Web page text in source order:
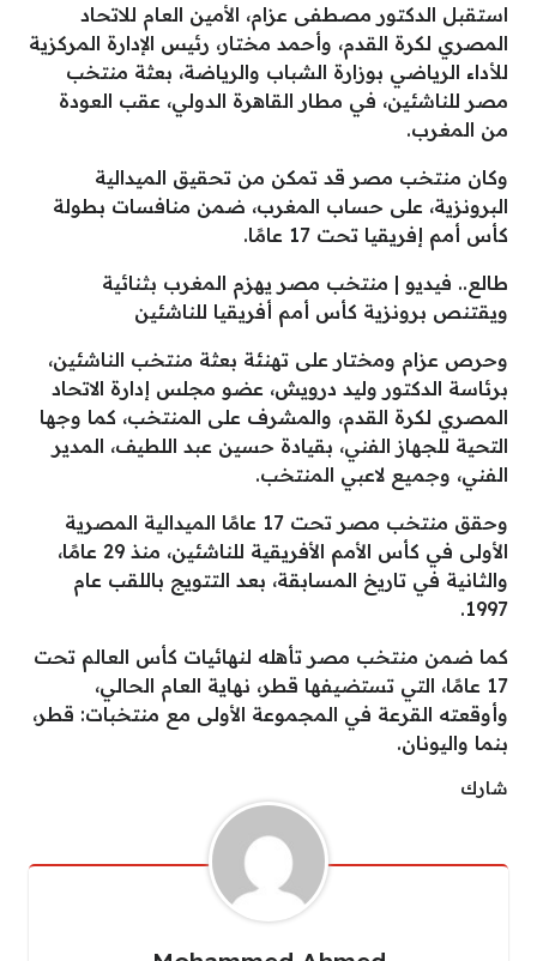
استقبل الدكتور مصطفى عزام، الأمين العام للاتحاد
المصري لكرة القدم، وأحمد مختار، رئيس الإدارة المركزية
للأداء الرياضي بوزارة الشباب والرياضة، بعثة منتخب
مصر للناشئين، في مطار القاهرة الدولي، عقب العودة
من المغرب.
وكان منتخب مصر قد تمكن من تحقيق الميدالية
البرونزية، على حساب المغرب، ضمن منافسات بطولة
كأس أمم إفريقيا تحت 17 عامًا.
طالع.. فيديو | منتخب مصر يهزم المغرب بثنائية
ويقتنص برونزية كأس أمم أفريقيا للناشئين
وحرص عزام ومختار على تهنئة بعثة منتخب الناشئين،
برئاسة الدكتور وليد درويش، عضو مجلس إدارة الاتحاد
المصري لكرة القدم، والمشرف على المنتخب، كما وجها
التحية للجهاز الفني، بقيادة حسين عبد اللطيف، المدير
الفني، وجميع لاعبي المنتخب.
وحقق منتخب مصر تحت 17 عامًا الميدالية المصرية
الأولى في كأس الأمم الأفريقية للناشئين، منذ 29 عامًا،
والثانية في تاريخ المسابقة، بعد التتويج باللقب عام
1997.
كما ضمن منتخب مصر تأهله لنهائيات كأس العالم تحت
17 عامًا، التي تستضيفها قطر، نهاية العام الحالي،
وأوقعته القرعة في المجموعة الأولى مع منتخبات: قطر،
بنما واليونان.
شارك